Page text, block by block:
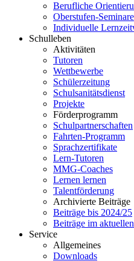
Berufliche
Oberstufen-Seminare
Individuelle
Schulleben
Aktivitäten
Tutoren
Wettbewerbe
Schülerzeitung
Schulsanitätsdienst
Projekte
Förderprogramm
Schulpartnerschaften
Fahrten-Programm
Sprachzertifikate
Lern-Tutoren
MMG-Coaches
Lernen lernen
Talentförderung
Archivierte Beiträge
Beiträge bis 2024/25
Beiträge im
Service
Allgemeines
Downloads